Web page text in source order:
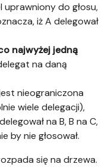
do głosu,
iż A delegował
najwyżej jedną
na daną
nieograniczona
wiele delegacji),
na B, B na C,
by nie głosował.
się na drzewa.